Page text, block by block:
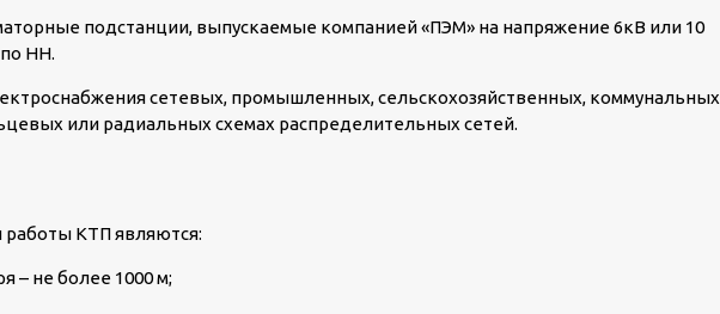
подстанции, выпускаемые компанией «ПЭМ» на напряжение 6кВ или 10
НН.
сетевых, промышленных, сельскохозяйственных, коммунальных
или радиальных схемах распределительных сетей.
КТП являются:
– не более 1000 м;